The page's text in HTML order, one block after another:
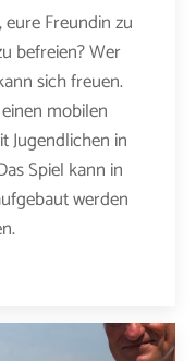
Freundin zu
befreien? Wer
sich freuen.
mobilen
Jugendlichen in
Spiel kann in
werden